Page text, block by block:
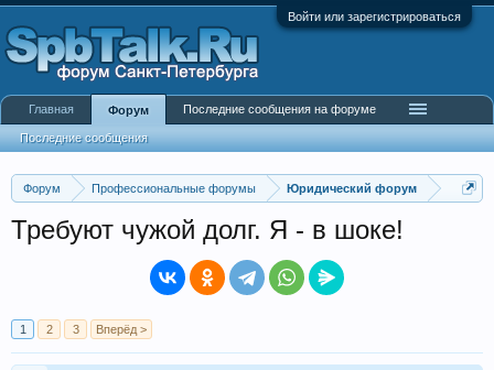
Войти или зарегистрироваться
Форум Профессиональные форумы Юридический форум
Требуют чужой долг. Я - в шоке!
1 2 3 Вперёд >
Главная Форум
Последние сообщения
Последние сообщения на форуме